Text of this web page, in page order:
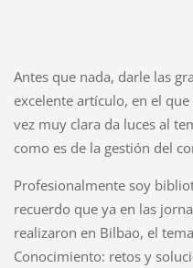
Antes que nada, darle las
excelente artículo, en el
vez muy clara da luces al
como es de la gestión del
Profesionalmente soy
recuerdo que ya en las
realizaron en Bilbao, el
Conocimiento: retos y